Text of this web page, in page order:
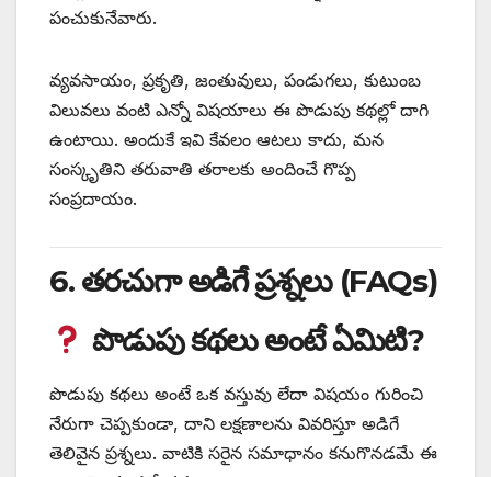
పంచుకునేవారు.
వ్యవసాయం, ప్రకృతి, జంతువులు, పండుగలు, కుటుంబ
విలువలు వంటి ఎన్నో విషయాలు ఈ పొడుపు కథల్లో దాగి
ఉంటాయి. అందుకే ఇవి కేవలం ఆటలు కాదు, మన
సంస్కృతిని తరువాతి తరాలకు అందించే గొప్ప
సంప్రదాయం.
6. తరచుగా అడిగే ప్రశ్నలు (FAQs)
పొడుపు కథలు అంటే ఏమిటి?
పొడుపు కథలు అంటే ఒక వస్తువు లేదా విషయం గురించి
నేరుగా చెప్పకుండా, దాని లక్షణాలను వివరిస్తూ అడిగే
తెలివైన ప్రశ్నలు. వాటికి సరైన సమాధానం కనుగొనడమే ఈ